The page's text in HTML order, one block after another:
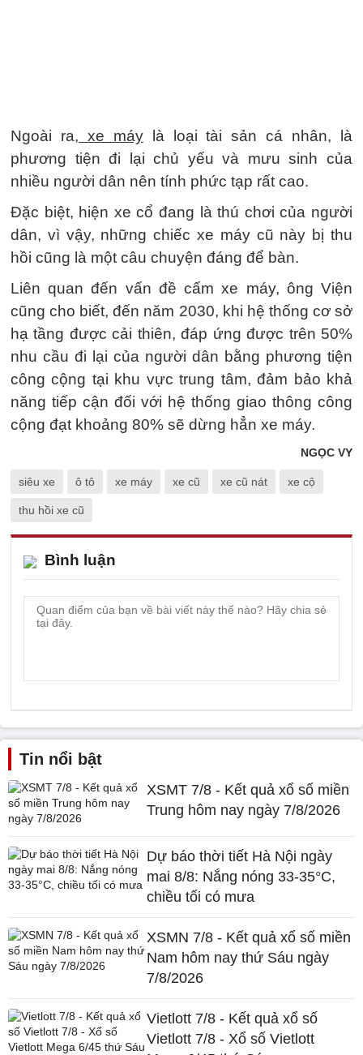
Ngoài ra, xe máylà loại tài sản cá nhân, là
phương tiện đi lại chủ yếu và mưu sinh của
nhiều người dân nên tính phức tạp rất cao.
Đặc biệt, hiện xe cổ đang là thú chơi của người
dân, vì vậy, những chiếc xe máy cũ này bị thu
hồi cũng là một câu chuyện đáng để bàn.
Liên quan đến vấn đề cấm xe máy, ông Viện
cũng cho biết, đến năm 2030, khi hệ thống cơ sở
hạ tầng được cải thiên, đáp ứng được trên 50%
nhu cầu đi lại của người dân bằng phương tiện
công cộng tại khu vực trung tâm, đảm bảo khả
năng tiếp cận đối với hệ thống giao thông công
cộng đạt khoảng 80% sẽ dừng hẳn xe máy.
NGỌC VY
siêu xe ô tô xe máy xe cũ xe cũ nát xe cộ
thu hồi xe cũ
Bình luận
Tin nổi bật
XSMT 7/8 - Kết quả xổ số miền
Trung hôm nay ngày 7/8/2026
Dự báo thời tiết Hà Nội ngày
mai 8/8: Nắng nóng 33-35°C,
chiều tối có mưa
XSMN 7/8 - Kết quả xổ số miền
Nam hôm nay thứ Sáu ngày
7/8/2026
Vietlott 7/8 - Kết quả xổ số
Vietlott 7/8 - Xổ số Vietlott